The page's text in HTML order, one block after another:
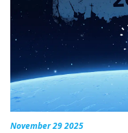
November 29 2025